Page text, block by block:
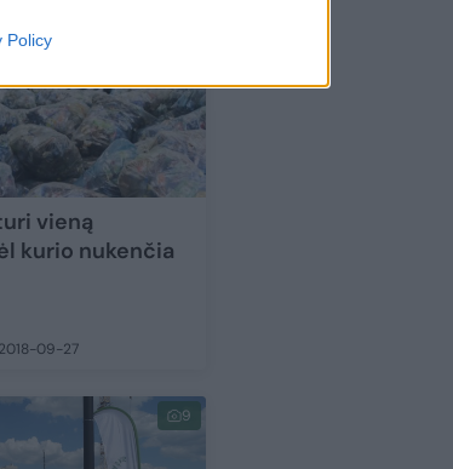
Policy
vieną
kurio nukenčia
2018-09-27
9